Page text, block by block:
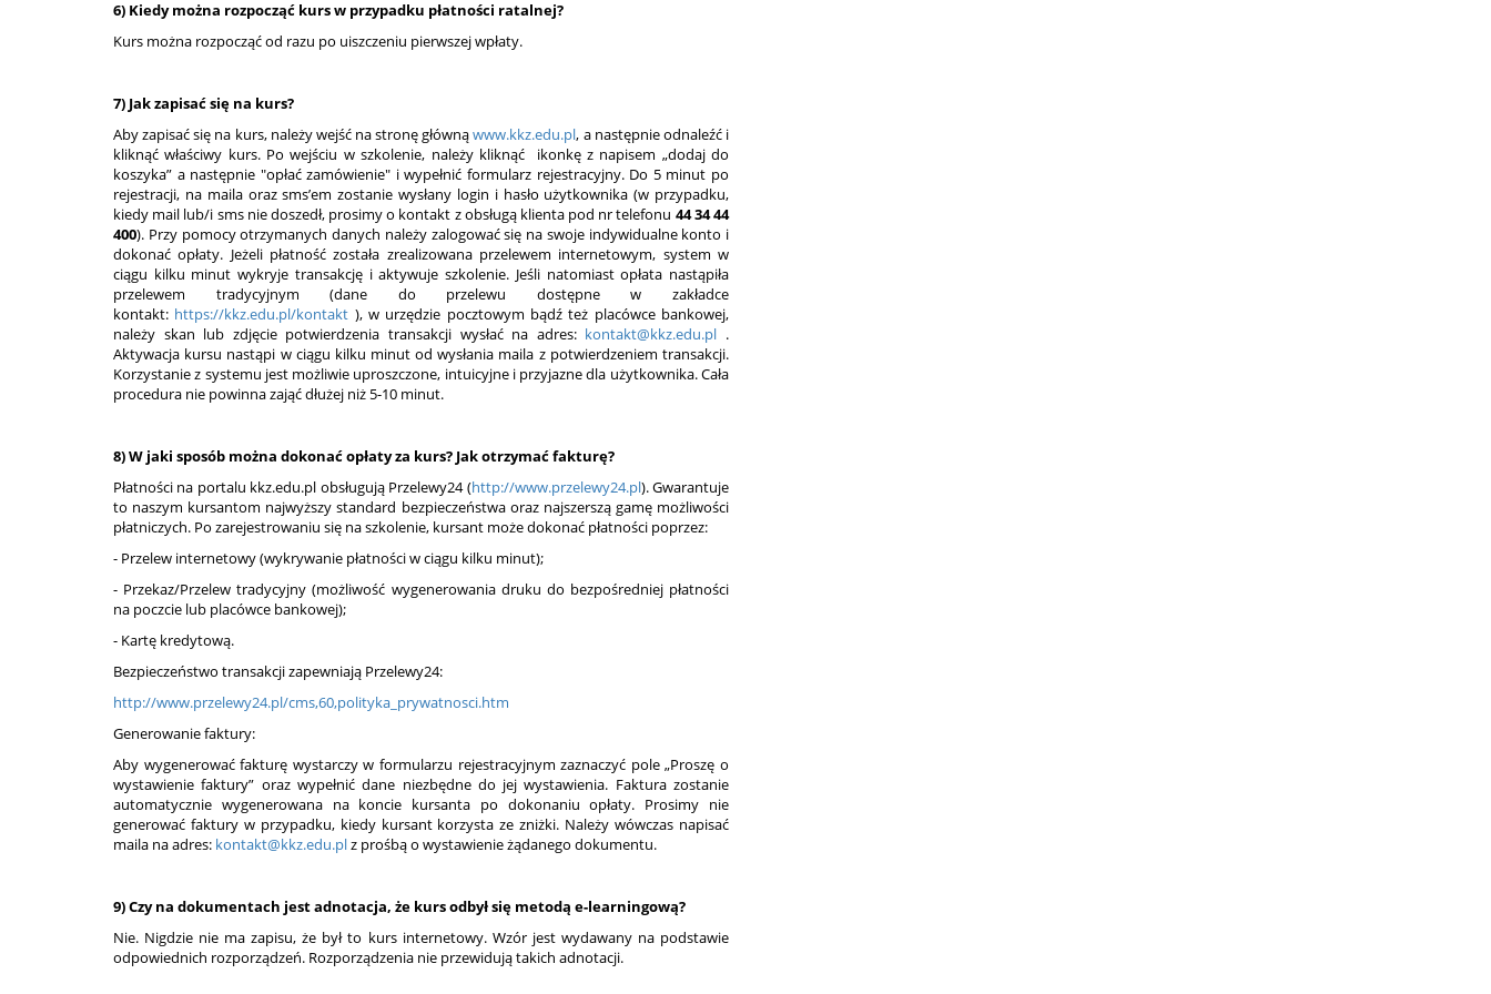
6) Kiedy można rozpocząć kurs w przypadku płatności ratalnej?
Kurs można rozpocząć od razu po uiszczeniu pierwszej wpłaty.
7) Jak zapisać się na kurs?
Aby zapisać się na kurs, należy wejść na stronę głównąwww.kkz.edu.pl, a następnie odnaleźć i
kliknąć właściwy kurs. Po wejściu w szkolenie, należy kliknąć ikonkę z napisem „dodaj do
koszyka” a następnie "opłać zamówienie" i wypełnić formularz rejestracyjny. Do 5 minut po
rejestracji, na maila oraz sms’em zostanie wysłany login i hasło użytkownika (w przypadku,
kiedy mail lub/i sms nie doszedł, prosimy o kontakt z obsługą klienta pod nr telefonu 44 34 44
400). Przy pomocy otrzymanych danych należy zalogować się na swoje indywidualne konto i
dokonać opłaty. Jeżeli płatność została zrealizowana przelewem internetowym, system w
ciągu kilku minut wykryje transakcję i aktywuje szkolenie. Jeśli natomiast opłata nastąpiła
przelewem tradycyjnym (dane do przelewu dostępne w zakładce
kontakt: https://kkz.edu.pl/kontakt ), w urzędzie pocztowym bądź też placówce bankowej,
należy skan lub zdjęcie potwierdzenia transakcji wysłać na adres: kontakt@kkz.edu.pl .
Aktywacja kursu nastąpi w ciągu kilku minut od wysłania maila z potwierdzeniem transakcji.
Korzystanie z systemu jest możliwie uproszczone, intuicyjne i przyjazne dla użytkownika. Cała
procedura nie powinna zająć dłużej niż 5-10 minut.
8) W jaki sposób można dokonać opłaty za kurs? Jak otrzymać fakturę?
Płatności na portalu kkz.edu.pl obsługują Przelewy24 (http://www.przelewy24.pl). Gwarantuje
to naszym kursantom najwyższy standard bezpieczeństwa oraz najszerszą gamę możliwości
płatniczych. Po zarejestrowaniu się na szkolenie, kursant może dokonać płatności poprzez:
- Przelew internetowy (wykrywanie płatności w ciągu kilku minut);
- Przekaz/Przelew tradycyjny (możliwość wygenerowania druku do bezpośredniej płatności
na poczcie lub placówce bankowej);
- Kartę kredytową.
Bezpieczeństwo transakcji zapewniają Przelewy24:
http://www.przelewy24.pl/cms,60,polityka_prywatnosci.htm
Generowanie faktury:
Aby wygenerować fakturę wystarczy w formularzu rejestracyjnym zaznaczyć pole „Proszę o
wystawienie faktury” oraz wypełnić dane niezbędne do jej wystawienia. Faktura zostanie
automatycznie wygenerowana na koncie kursanta po dokonaniu opłaty. Prosimy nie
generować faktury w przypadku, kiedy kursant korzysta ze zniżki. Należy wówczas napisać
maila na adres: kontakt@kkz.edu.plz prośbą o wystawienie żądanego dokumentu.
9) Czy na dokumentach jest adnotacja, że kurs odbył się metodą e-learningową?
Nie. Nigdzie nie ma zapisu, że był to kurs internetowy. Wzór jest wydawany na podstawie
odpowiednich rozporządzeń. Rozporządzenia nie przewidują takich adnotacji.